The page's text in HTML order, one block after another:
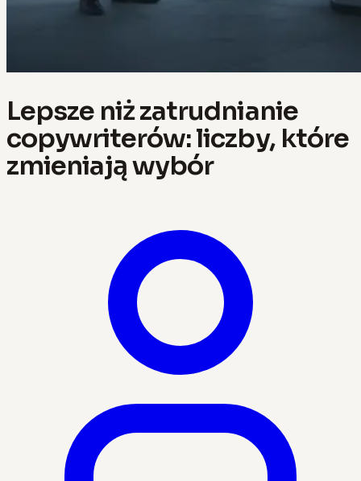
Lepsze niż zatrudnianie
copywriterów: liczby, które
zmieniają wybór